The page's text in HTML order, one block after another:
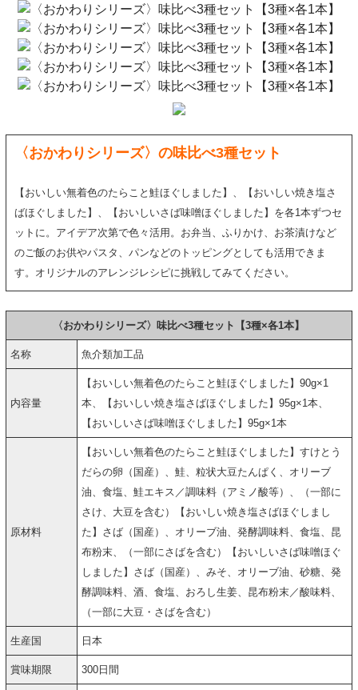
〈おかわりシリーズ〉の味比べ3種セット
【おいしい無着色のたらこと鮭ほぐしました】、【おいしい焼き塩さ
ばほぐしました】、【おいしいさば味噌ほぐしました】を各1本ずつセ
ットに。アイデア次第で色々活用。お弁当、ふりかけ、お茶漬けなど
のご飯のお供やパスタ、パンなどのトッピングとしても活用できま
す。オリジナルのアレンジレシピに挑戦してみてください。
〈おかわりシリーズ〉味比べ3種セット【3種×各1本】
名称 魚介類加工品
内容量
【おいしい無着色のたらこと鮭ほぐしました】90g×1
本、【おいしい焼き塩さばほぐしました】95g×1本、
【おいしいさば味噌ほぐしました】95g×1本
原材料
【おいしい無着色のたらこと鮭ほぐしました】すけとう
だらの卵（国産）、鮭、粒状大豆たんぱく、オリーブ
油、食塩、鮭エキス／調味料（アミノ酸等）、（一部に
さけ、大豆を含む）【おいしい焼き塩さばほぐしまし
た】さば（国産）、オリーブ油、発酵調味料、食塩、昆
布粉末、（一部にさばを含む）【おいしいさば味噌ほぐ
しました】さば（国産）、みそ、オリーブ油、砂糖、発
酵調味料、酒、食塩、おろし生姜、昆布粉末／酸味料、
（一部に大豆・さばを含む）
生産国 日本
賞味期限 300日間